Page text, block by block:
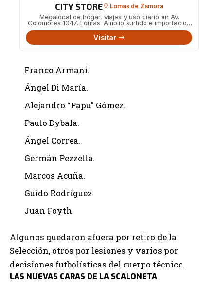
CITY STORE Lomas de Zamora
Megalocal de hogar, viajes y uso diario en Av.
Colombres 1047, Lomas. Amplio surtido e importación
directa.
Visitar
Franco Armani.
Ángel Di María.
Alejandro “Papu” Gómez.
Paulo Dybala.
Ángel Correa.
Germán Pezzella.
Marcos Acuña.
Guido Rodríguez.
Juan Foyth.
Algunos quedaron afuera por retiro de la
Selección, otros por lesiones y varios por
decisiones futbolísticas del cuerpo técnico.
LAS NUEVAS CARAS DE LA SCALONETA